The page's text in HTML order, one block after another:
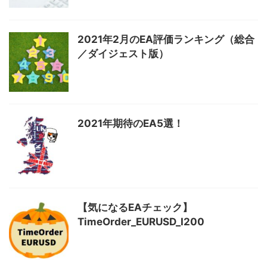
2021年2月のEA評価ランキング（総合
／ダイジェスト版）
2021年期待のEA5選！
【気になるEAチェック】
TimeOrder_EURUSD_I200